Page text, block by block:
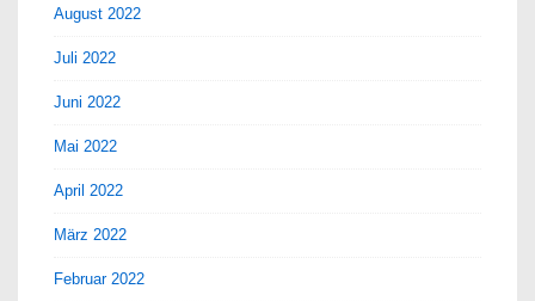
August 2022
Juli 2022
Juni 2022
Mai 2022
April 2022
März 2022
Februar 2022